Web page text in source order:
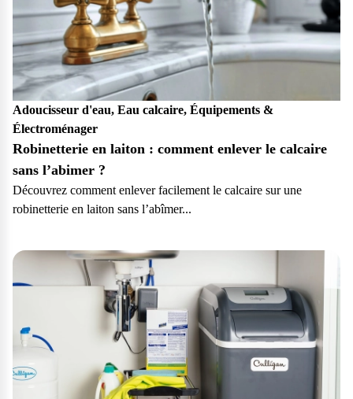
Adoucisseur d'eau, Eau calcaire, Équipements &
Électroménager
Robinetterie en laiton : comment enlever le calcaire
sans l’abimer ?
Découvrez comment enlever facilement le calcaire sur une
robinetterie en laiton sans l’abîmer...